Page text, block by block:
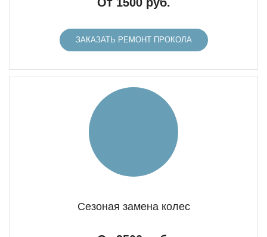
ЗАКАЗАТЬ РЕМОНТ ПРОКОЛА
Сезоная замена колес